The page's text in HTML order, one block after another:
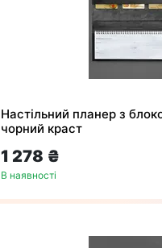
Настільний планер з
чорний краст
1 278 ₴
В наявності